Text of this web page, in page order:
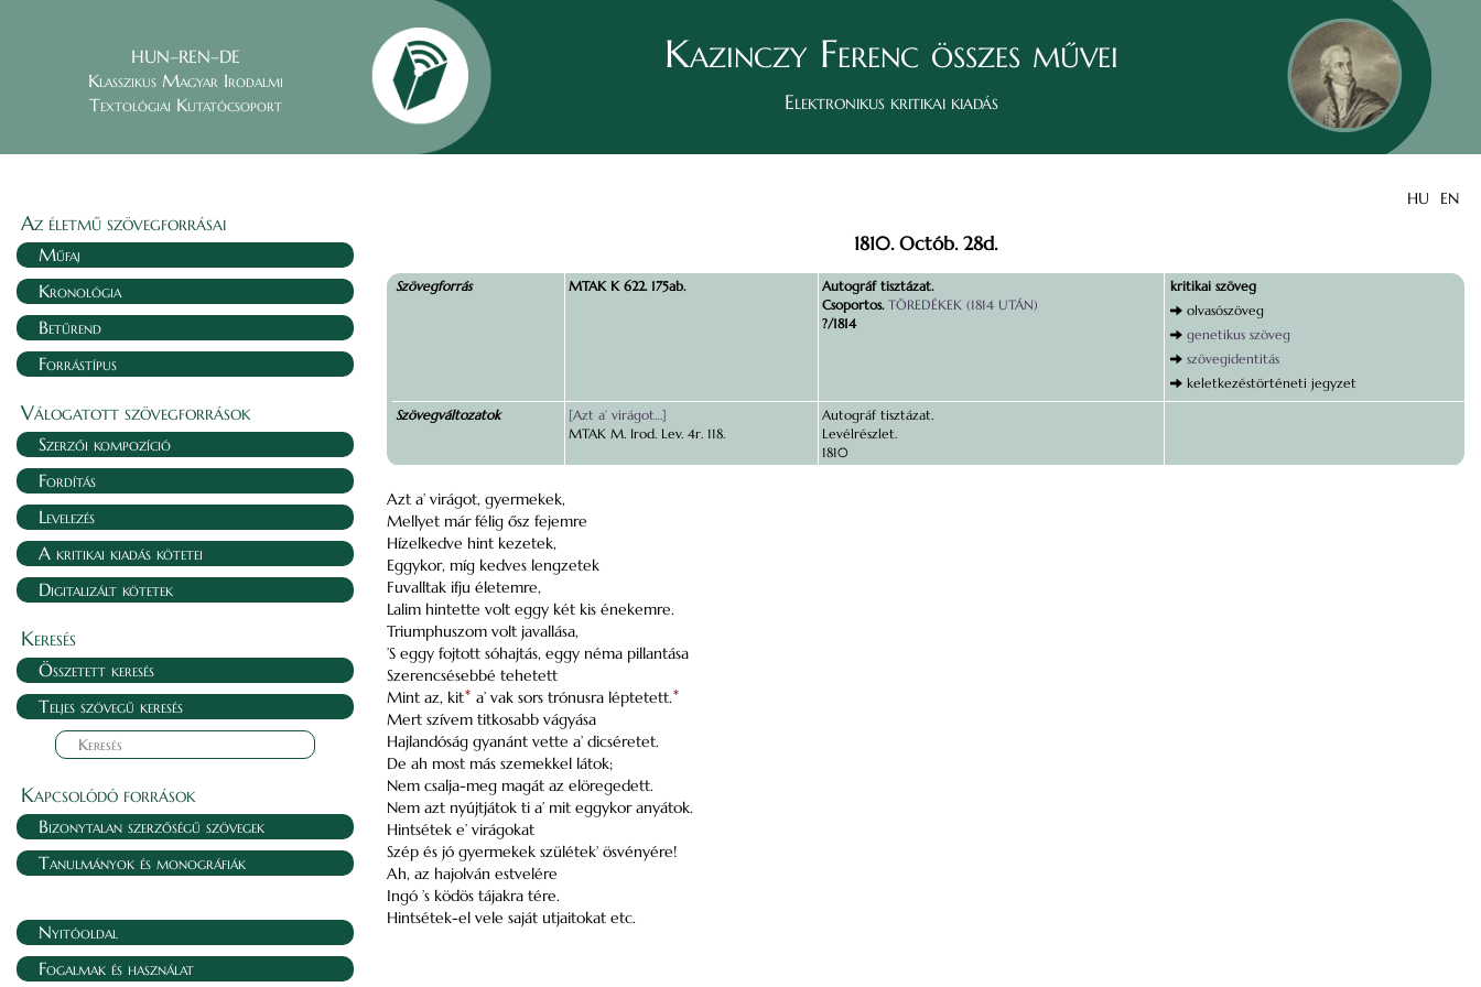
HUN–REN–DE
Klasszikus Magyar Irodalmi
Textológiai Kutatócsoport
Kazinczy Ferenc összes művei
Elektronikus kritikai kiadás
HU EN
Az életmű szövegforrásai
Műfaj
Kronológia
Betűrend
Forrástípus
Válogatott szövegforrások
Szerzői kompozíció
Fordítás
Levelezés
A kritikai kiadás kötetei
Digitalizált kötetek
Keresés
Összetett keresés
Teljes szövegű keresés
Kapcsolódó források
Bizonytalan szerzőségű szövegek
Tanulmányok és monográfiák
Nyitóoldal
Fogalmak és használat
1810. Octób. 28d.
Szövegforrás MTAK K 622. 175ab.
Autográf tisztázat.
Csoportos. TÖREDÉKEK (1814 UTÁN)
?/1814
kritikai szöveg
olvasószöveg
genetikus szöveg
szövegidentitás
keletkezéstörténeti jegyzet
Szövegváltozatok
[Azt a’ virágot…]
MTAK M. Irod. Lev. 4r. 118.
Autográf tisztázat.
Levélrészlet.
1810
Azt a’ virágot, gyermekek,
Mellyet már félig ősz fejemre
Hízelkedve hint kezetek,
Eggykor, míg kedves lengzetek
Fuvalltak ifju életemre,
Lalim hintette volt eggy két kis énekemre.
Triumphuszom volt javallása,
’S eggy fojtott sóhajtás, eggy néma pillantása
Szerencsésebbé tehetett
Mint az, kit* a’ vak sors trónusra léptetett.*
Mert szívem titkosabb vágyása
Hajlandóság gyanánt vette a’ dicséretet.
De ah most más szemekkel látok;
Nem csalja-meg magát az elöregedett.
Nem azt nyújtjátok ti a’ mit eggykor anyátok.
Hintsétek e’ virágokat
Szép és jó gyermekek szülétek’ ösvényére!
Ah, az hajolván estvelére
Ingó ’s ködös tájakra tére.
Hintsétek-el vele saját utjaitokat etc.